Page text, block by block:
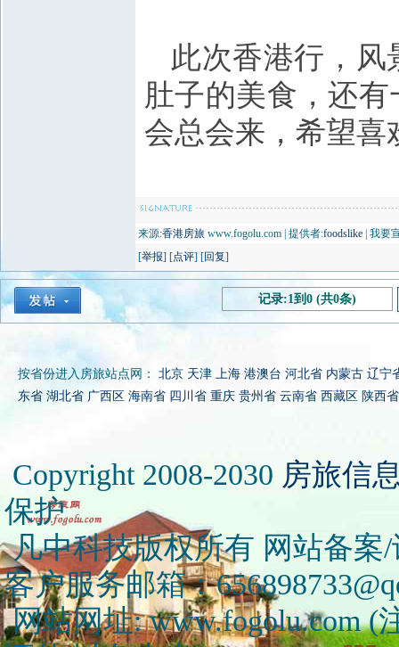
此次香港行，风
肚子的美食，还
会总会来，希望喜
来源:香港房旅 www.fogolu.com | 提供者:foodslike | 我要
[举报] [点评] [回复]
记录:1到0 (共0条)
按省份进入房旅站点网： 北京 天津 上海 港澳台 河北省 内蒙古 辽宁
东省 湖北省 广西区 海南省 四川省 重庆 贵州省 云南省 西藏区 陕西省
Copyright 2008-2030 房旅信
保护
凡中科技版权所有 网站备案/
客户服务邮箱：
网站网址: www.fogolu.com (